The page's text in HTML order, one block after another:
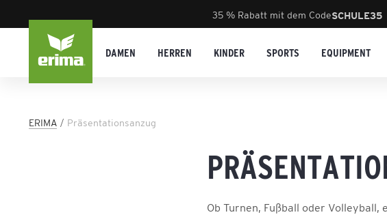
35 % Rabatt mit dem CodeSCHULE35
DAMEN HERREN KINDER SPORTS EQUIPMENT
ERIMA Präsentationsanzug
Ob Turnen, Fußball oder